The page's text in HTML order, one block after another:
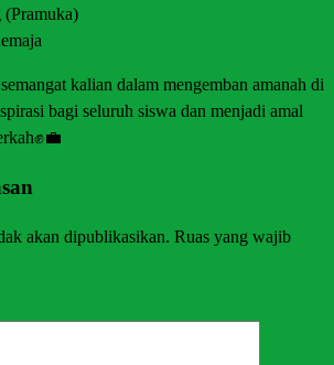
(Pramuka)
kalian dalam mengemban amanah di
bagi seluruh siswa dan menjadi amal
akan dipublikasikan. Ruas yang wajib